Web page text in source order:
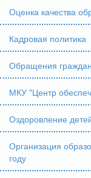
Оценка качества
Кадровая политика
Обращения граждан
МКУ "Центр
Оздоровление
Организация
году